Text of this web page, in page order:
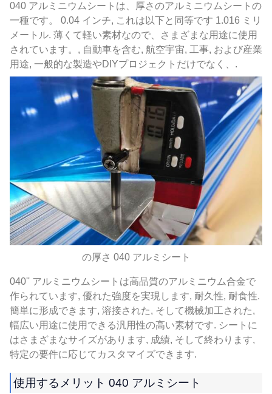
040 アルミニウムシートは、厚さのアルミニウムシートの
一種です。 0.04 インチ, これは以下と同等です 1.016 ミリ
メートル. 薄くて軽い素材なので、さまざまな用途に使用
されています。, 自動車を含む, 航空宇宙, 工事, および産業
用途, 一般的な製造やDIYプロジェクトだけでなく、.
の厚さ 040 アルミシート
040'' アルミニウムシートは高品質のアルミニウム合金で
作られています, 優れた強度を実現します, 耐久性, 耐食性.
簡単に形成できます, 溶接された, そして機械加工された,
幅広い用途に使用できる汎用性の高い素材です. シートに
はさまざまなサイズがあります, 成績, そして終わります,
特定の要件に応じてカスタマイズできます.
使用するメリット 040 アルミシート